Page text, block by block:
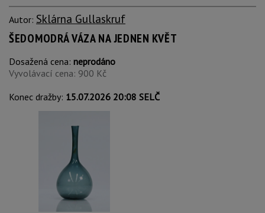
Autor: Sklárna Gullaskruf
ŠEDOMODRÁ VÁZA NA JEDNEN KVĚT
Dosažená cena: neprodáno
Vyvolávací cena: 900 Kč
Konec dražby: 15.07.2026 20:08 SELČ